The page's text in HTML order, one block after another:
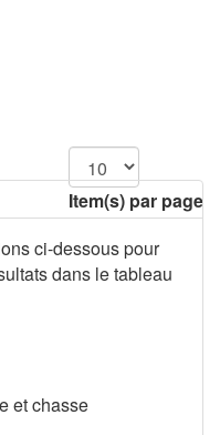
Item(s) par page
ci-dessous pour
dans le tableau
et chasse